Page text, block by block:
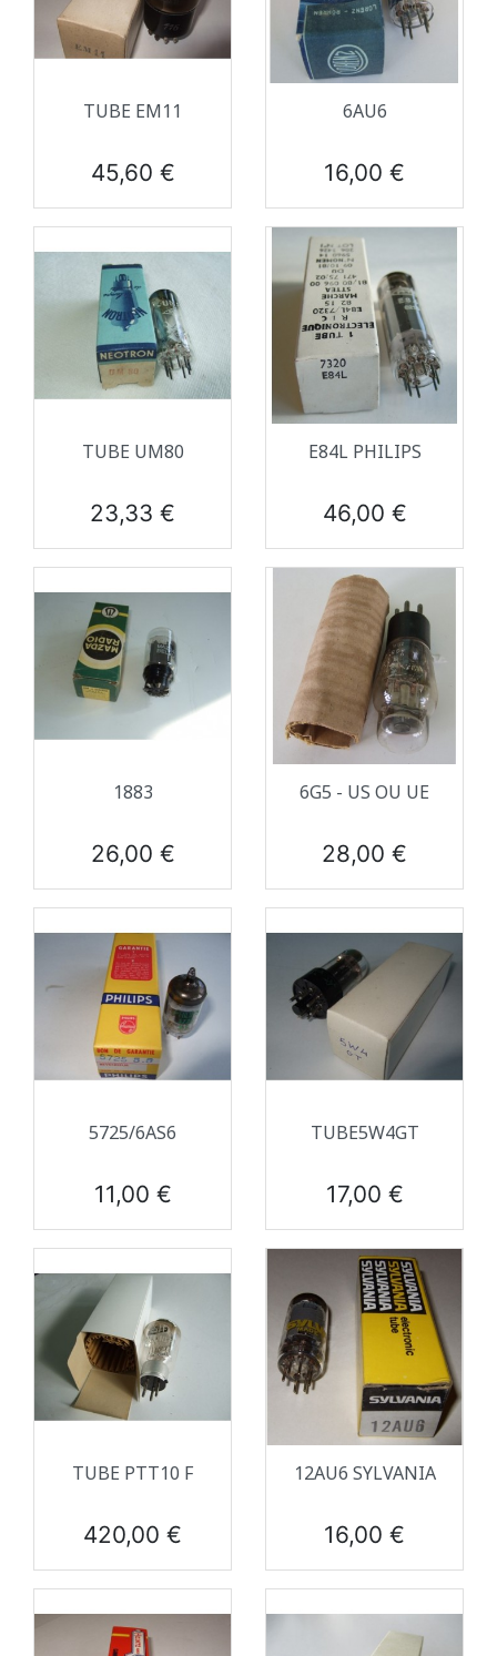
TUBE EM11
Prix
45,60 €
6AU6
Prix
16,00 €
TUBE UM80
Prix
23,33 €
E84L PHILIPS
Prix
46,00 €
1883
Prix
26,00 €
6G5 - US OU UE
Prix
28,00 €
5725/6AS6
Prix
11,00 €
TUBE5W4GT
Prix
17,00 €
TUBE PTT10 F
Prix
420,00 €
12AU6 SYLVANIA
Prix
16,00 €